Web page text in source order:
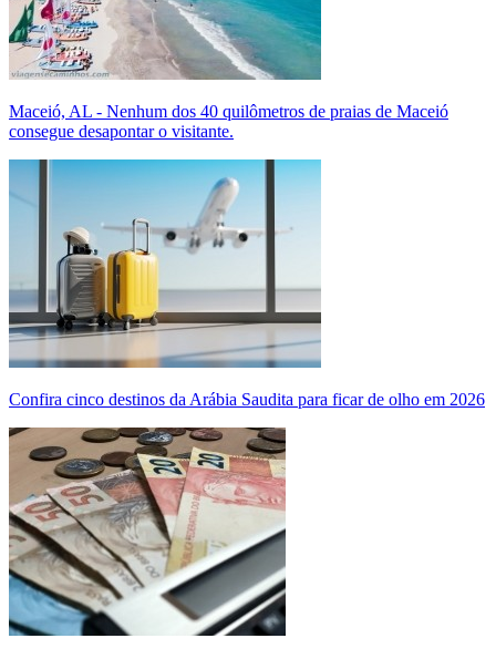
Maceió, AL - Nenhum dos 40 quilômetros de praias de Maceió
consegue desapontar o visitante.
Confira cinco destinos da Arábia Saudita para ficar de olho em 2026